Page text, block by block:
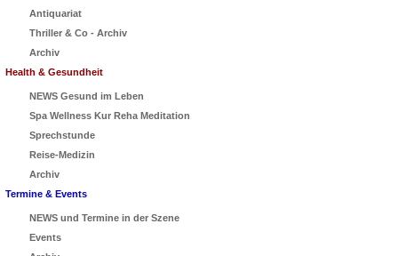
Antiquariat
Thriller & Co - Archiv
Archiv
Health & Gesundheit
NEWS Gesund im Leben
Spa Wellness Kur Reha Meditation
Sprechstunde
Reise-Medizin
Archiv
Termine & Events
NEWS und Termine in der Szene
Events